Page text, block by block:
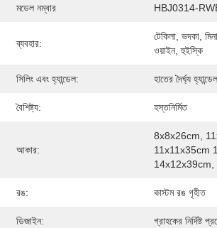
মডেল নম্বার HBJ0314-
ব্যবহার:
টেকিলা, ভদকা,
ওয়াইন, হুইস্কি
সিলিং এবং হ্যান্ডেল: হাতের দৈর্ঘ্য হ্যান্ডেল
বৈশিষ্ট্য: হস্তনির্মিত
আকার:
8x8x26cm,
11x11x35cm
রঙ: কাস্টম রঙ গৃহীত
ডিজাইন: গ্রাহকের নির্দিষ্ট